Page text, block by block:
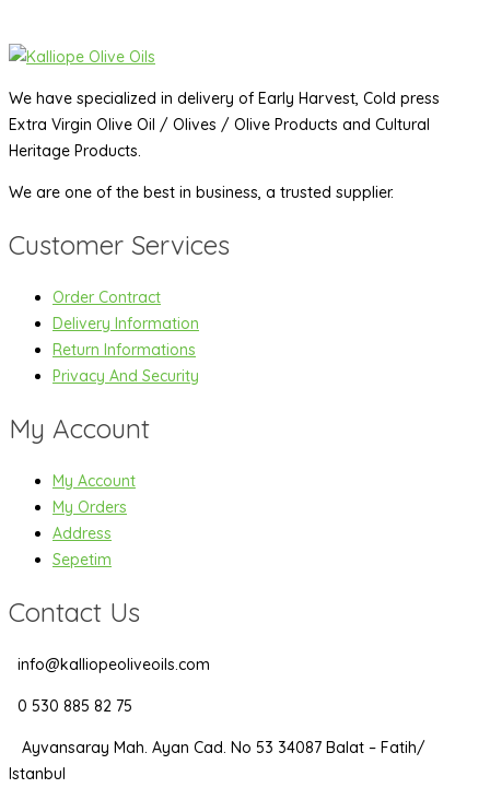
We have specialized in delivery of Early Harvest, Cold press
Extra Virgin Olive Oil / Olives / Olive Products and Cultural
Heritage Products.
We are one of the best in business, a trusted supplier.
Customer Services
Order Contract
Delivery Information
Return Informations
Privacy And Security
My Account
My Account
My Orders
Address
Sepetim
Contact Us
info@kalliopeoliveoils.com
0 530 885 82 75
Ayvansaray Mah. Ayan Cad. No 53 34087 Balat – Fatih/
Istanbul